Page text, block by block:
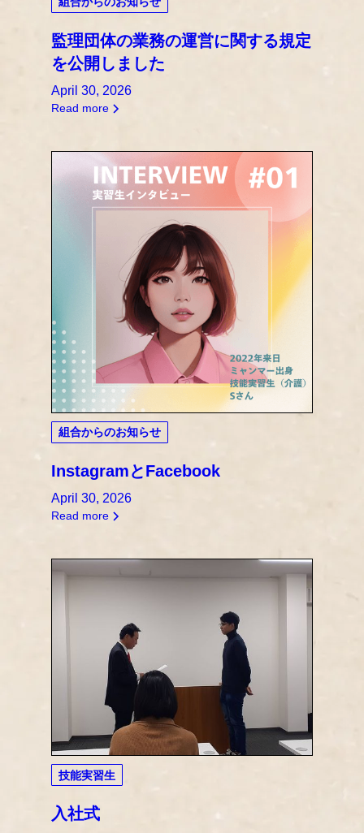
監理団体の業務の運営に関する規定
を公開しました
April 30, 2026
Read more
組合からのお知らせ
InstagramとFacebook
April 30, 2026
Read more
技能実習生
入社式